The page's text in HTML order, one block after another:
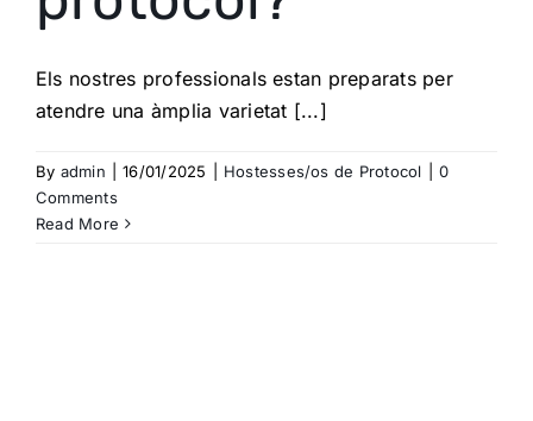
Els nostres professionals estan preparats per
atendre una àmplia varietat [...]
By admin 16/01/2025 Hostesses/os de Protocol
0
Comments
Read More